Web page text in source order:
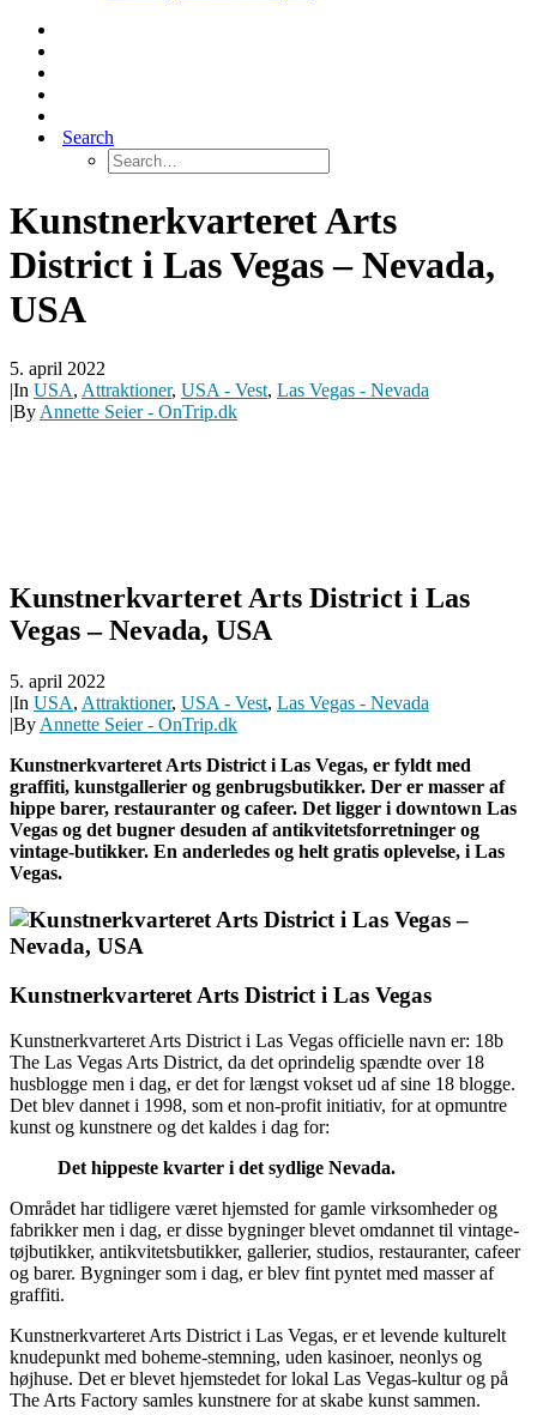
Search
Kunstnerkvarteret Arts
District i Las Vegas – Nevada,
USA
5. april 2022
|In USA, Attraktioner, USA - Vest, Las Vegas - Nevada
|By Annette Seier - OnTrip.dk
Kunstnerkvarteret Arts District i Las
Vegas – Nevada, USA
5. april 2022
|In USA, Attraktioner, USA - Vest, Las Vegas - Nevada
|By Annette Seier - OnTrip.dk
Kunstnerkvarteret Arts District i Las Vegas, er fyldt med
graffiti, kunstgallerier og genbrugsbutikker. Der er masser af
hippe barer, restauranter og cafeer. Det ligger i downtown Las
Vegas og det bugner desuden af antikvitetsforretninger og
vintage-butikker. En anderledes og helt gratis oplevelse, i Las
Vegas.
Kunstnerkvarteret Arts District i Las Vegas
Kunstnerkvarteret Arts District i Las Vegas officielle navn er: 18b
The Las Vegas Arts District, da det oprindelig spændte over 18
husblogge men i dag, er det for længst vokset ud af sine 18 blogge.
Det blev dannet i 1998, som et non-profit initiativ, for at opmuntre
kunst og kunstnere og det kaldes i dag for:
Det hippeste kvarter i det sydlige Nevada.
Området har tidligere været hjemsted for gamle virksomheder og
fabrikker men i dag, er disse bygninger blevet omdannet til vintage-
tøjbutikker, antikvitetsbutikker, gallerier, studios, restauranter, cafeer
og barer. Bygninger som i dag, er blev fint pyntet med masser af
graffiti.
Kunstnerkvarteret Arts District i Las Vegas, er et levende kulturelt
knudepunkt med boheme-stemning, uden kasinoer, neonlys og
højhuse. Det er blevet hjemstedet for lokal Las Vegas-kultur og på
The Arts Factory samles kunstnere for at skabe kunst sammen.